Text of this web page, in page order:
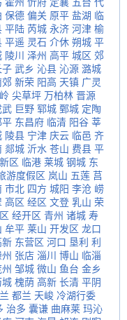
霍州 忻府 定襄 五台 代
保德 偏关 原平 盐湖 临
平陆 芮城 永济 河津 榆
平遥 灵石 介休 朔城 平
陵川 泽州 高平 城区 郊
子 武乡 沁县 沁源 潞城
新荣 阳高 天镇 广灵
尖草坪 万柏林 晋源
武 巨野 郓城 鄄城 定陶
平 东昌府 临清 阳谷 莘
陵县 宁津 庆云 临邑 齐
郯城 沂水 苍山 费县 平
区 临港 莱城 钢城 东
游度假区 岚山 五莲 莒
市北 四方 城阳 李沧 崂
高区 经区 文登 乳山 荣
经开区 青州 诸城 寿
牟平 莱山 开发区 龙口
新 东营区 河口 垦利 利
张店 淄川 博山 临淄
邹城 微山 鱼台 金乡
城 槐荫 高新 长清 平阴
都兰 天峻 冷湖行委
治多 囊谦 曲麻莱 玛沁